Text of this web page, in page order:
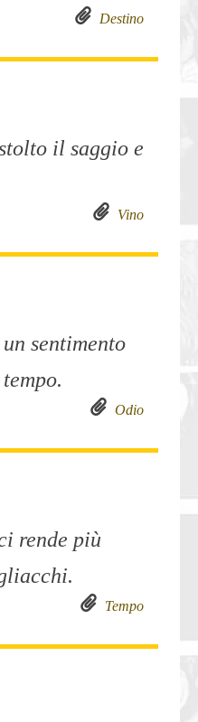
Destino
il saggio e
Vino
sentimento
Odio
rende più
Tempo